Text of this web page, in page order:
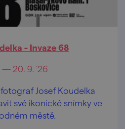
- Invaze 68
— 20. 9. '26
Josef Koudelka
své ikonické snímky ve
městě.